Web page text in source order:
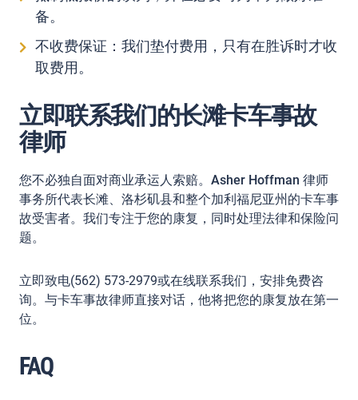
备。
不收费保证：我们垫付费用，只有在胜诉时才收
取费用。
立即联系我们的长滩卡车事故
律师
您不必独自面对商业承运人索赔。 Asher Hoffman 律师
事务所代表长滩、洛杉矶县和整个加利福尼亚州的卡车事
故受害者。我们专注于您的康复，同时处理法律和保险问
题。
立即致电(562) 573-2979或在线联系我们 ，安排免费咨
询。与卡车事故律师直接对话，他将把您的康复放在第一
位。
FAQ